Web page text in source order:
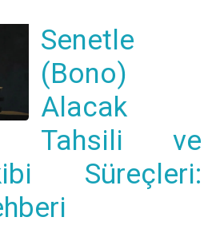
Senetle
(Bono)
Alacak
Tahsili ve
Süreçleri: